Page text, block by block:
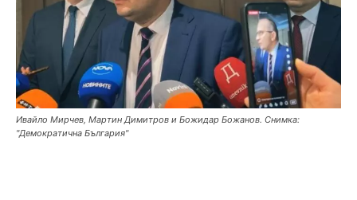
Ивайло Мирчев, Мартин Димитров и Божидар Божанов. Снимка:
"Демократична България"